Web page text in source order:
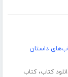
داستان
کتاب،کتاب